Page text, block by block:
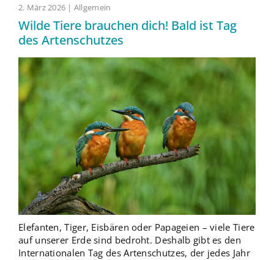
2. März 2026 | Allgemein
Wilde Tiere brauchen dich! Bald ist Tag
des Artenschutzes
Elefanten, Tiger, Eisbären oder Papageien – viele Tiere
auf unserer Erde sind bedroht. Deshalb gibt es den
Internationalen Tag des Artenschutzes, der jedes Jahr